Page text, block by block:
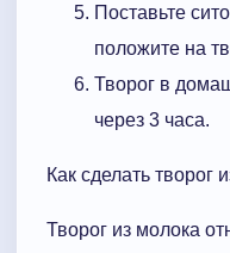
Поставьте
положите на
Творог в
через 3 часа.
Как сделать творог
Творог из молока